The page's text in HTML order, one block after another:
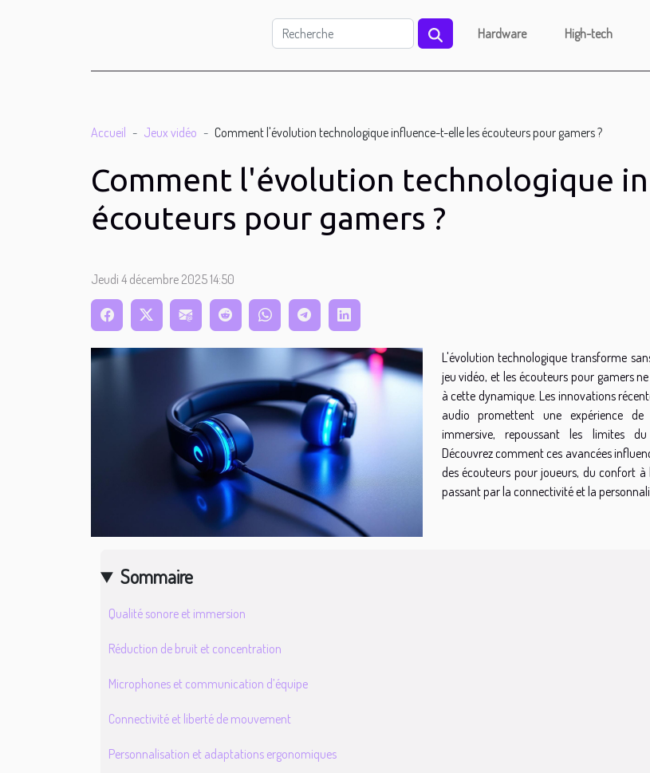
Hardware High-tech
Accueil Jeux vidéo Comment l'évolution technologique influence-t-elle les écouteurs pour gamers ?
Comment l'évolution technologique
écouteurs pour gamers ?
Jeudi 4 décembre 2025 14:50
Sommaire
Qualité sonore et immersion
Réduction de bruit et concentration
Microphones et communication d’équipe
Connectivité et liberté de mouvement
Personnalisation et adaptations ergonomiques
L'évolution technologique transforme
jeu vidéo, et les écouteurs pour gamers
à cette dynamique. Les innovations
audio promettent une expérience
immersive, repoussant les limites du
Découvrez comment ces avancées
des écouteurs pour joueurs, du confort
passant par la connectivité et la